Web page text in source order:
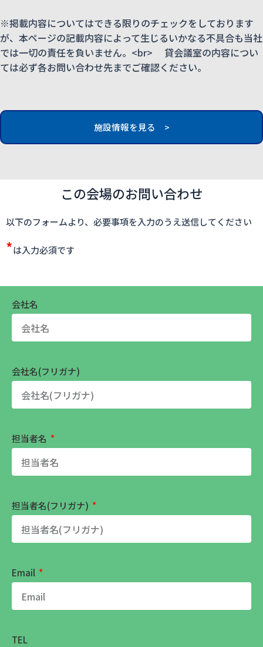
※掲載内容についてはできる限りのチェックをしております
が、本ページの記載内容によって生じるいかなる不具合も当社
では一切の責任を負いません。<br> 貸会議室の内容につい
ては必ず各お問い合わせ先までご確認ください。
施設情報を見る >
この会場のお問い合わせ
以下のフォームより、必要事項を入力のうえ送信してください
*は入力必須です
会社名
会社名(フリガナ)
担当者名
担当者名(フリガナ)
Email
TEL